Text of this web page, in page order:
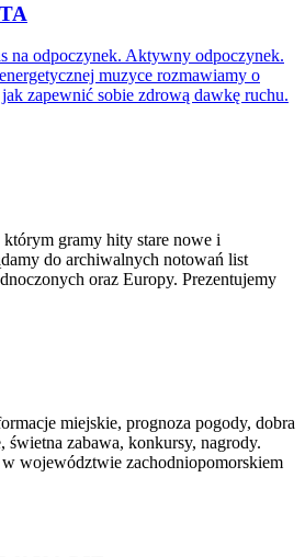
na odpoczynek. Aktywny odpoczynek.
muzyce rozmawiamy o
zapewnić sobie zdrową dawkę ruchu.
gramy hity stare nowe i
do archiwalnych notowań list
oraz Europy. Prezentujemy
miejskie, prognoza pogody, dobra
świetna zabawa, konkursy, nagrody.
w województwie zachodniopomorskiem